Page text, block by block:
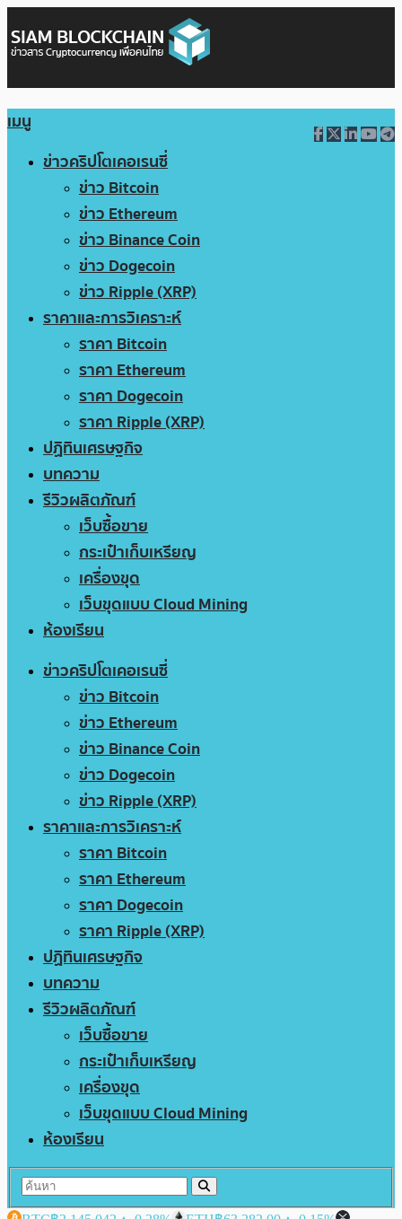
เมนู
ข่าวคริปโตเคอเรนซี่
ข่าว Bitcoin
ข่าว Ethereum
ข่าว Binance Coin
ข่าว Dogecoin
ข่าว Ripple (XRP)
ราคาและการวิเคราะห์
ราคา Bitcoin
ราคา Ethereum
ราคา Dogecoin
ราคา Ripple (XRP)
ปฏิทินเศรษฐกิจ
บทความ
รีวิวผลิตภัณฑ์
เว็บซื้อขาย
กระเป๋าเก็บเหรียญ
เครื่องขุด
เว็บขุดแบบ Cloud Mining
ห้องเรียน
ข่าวคริปโตเคอเรนซี่
ข่าว Bitcoin
ข่าว Ethereum
ข่าว Binance Coin
ข่าว Dogecoin
ข่าว Ripple (XRP)
ราคาและการวิเคราะห์
ราคา Bitcoin
ราคา Ethereum
ราคา Dogecoin
ราคา Ripple (XRP)
ปฏิทินเศรษฐกิจ
บทความ
รีวิวผลิตภัณฑ์
เว็บซื้อขาย
กระเป๋าเก็บเหรียญ
เครื่องขุด
เว็บขุดแบบ Cloud Mining
ห้องเรียน